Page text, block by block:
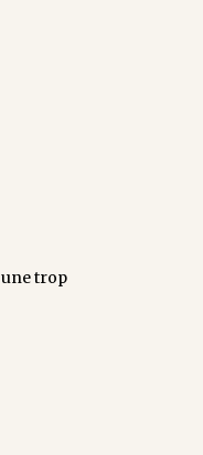
une trop